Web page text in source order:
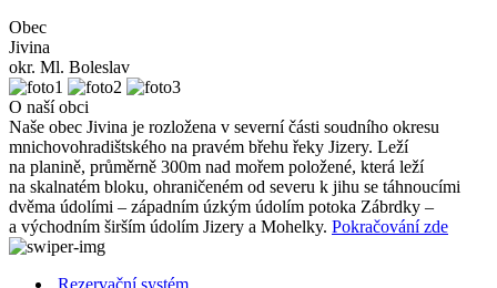
Obec
Jivina
okr. Ml. Boleslav
O naší obci
Naše obec Jivina je rozložena v severní části soudního okresu
mnichovohradištského na pravém břehu řeky Jizery. Leží
na planině, průměrně 300m nad mořem položené, která leží
na skalnatém bloku, ohraničeném od severu k jihu se táhnoucími
dvěma údolími – západním úzkým údolím potoka Zábrdky –
a východním širším údolím Jizery a Mohelky. Pokračování zde
Rezervační systém